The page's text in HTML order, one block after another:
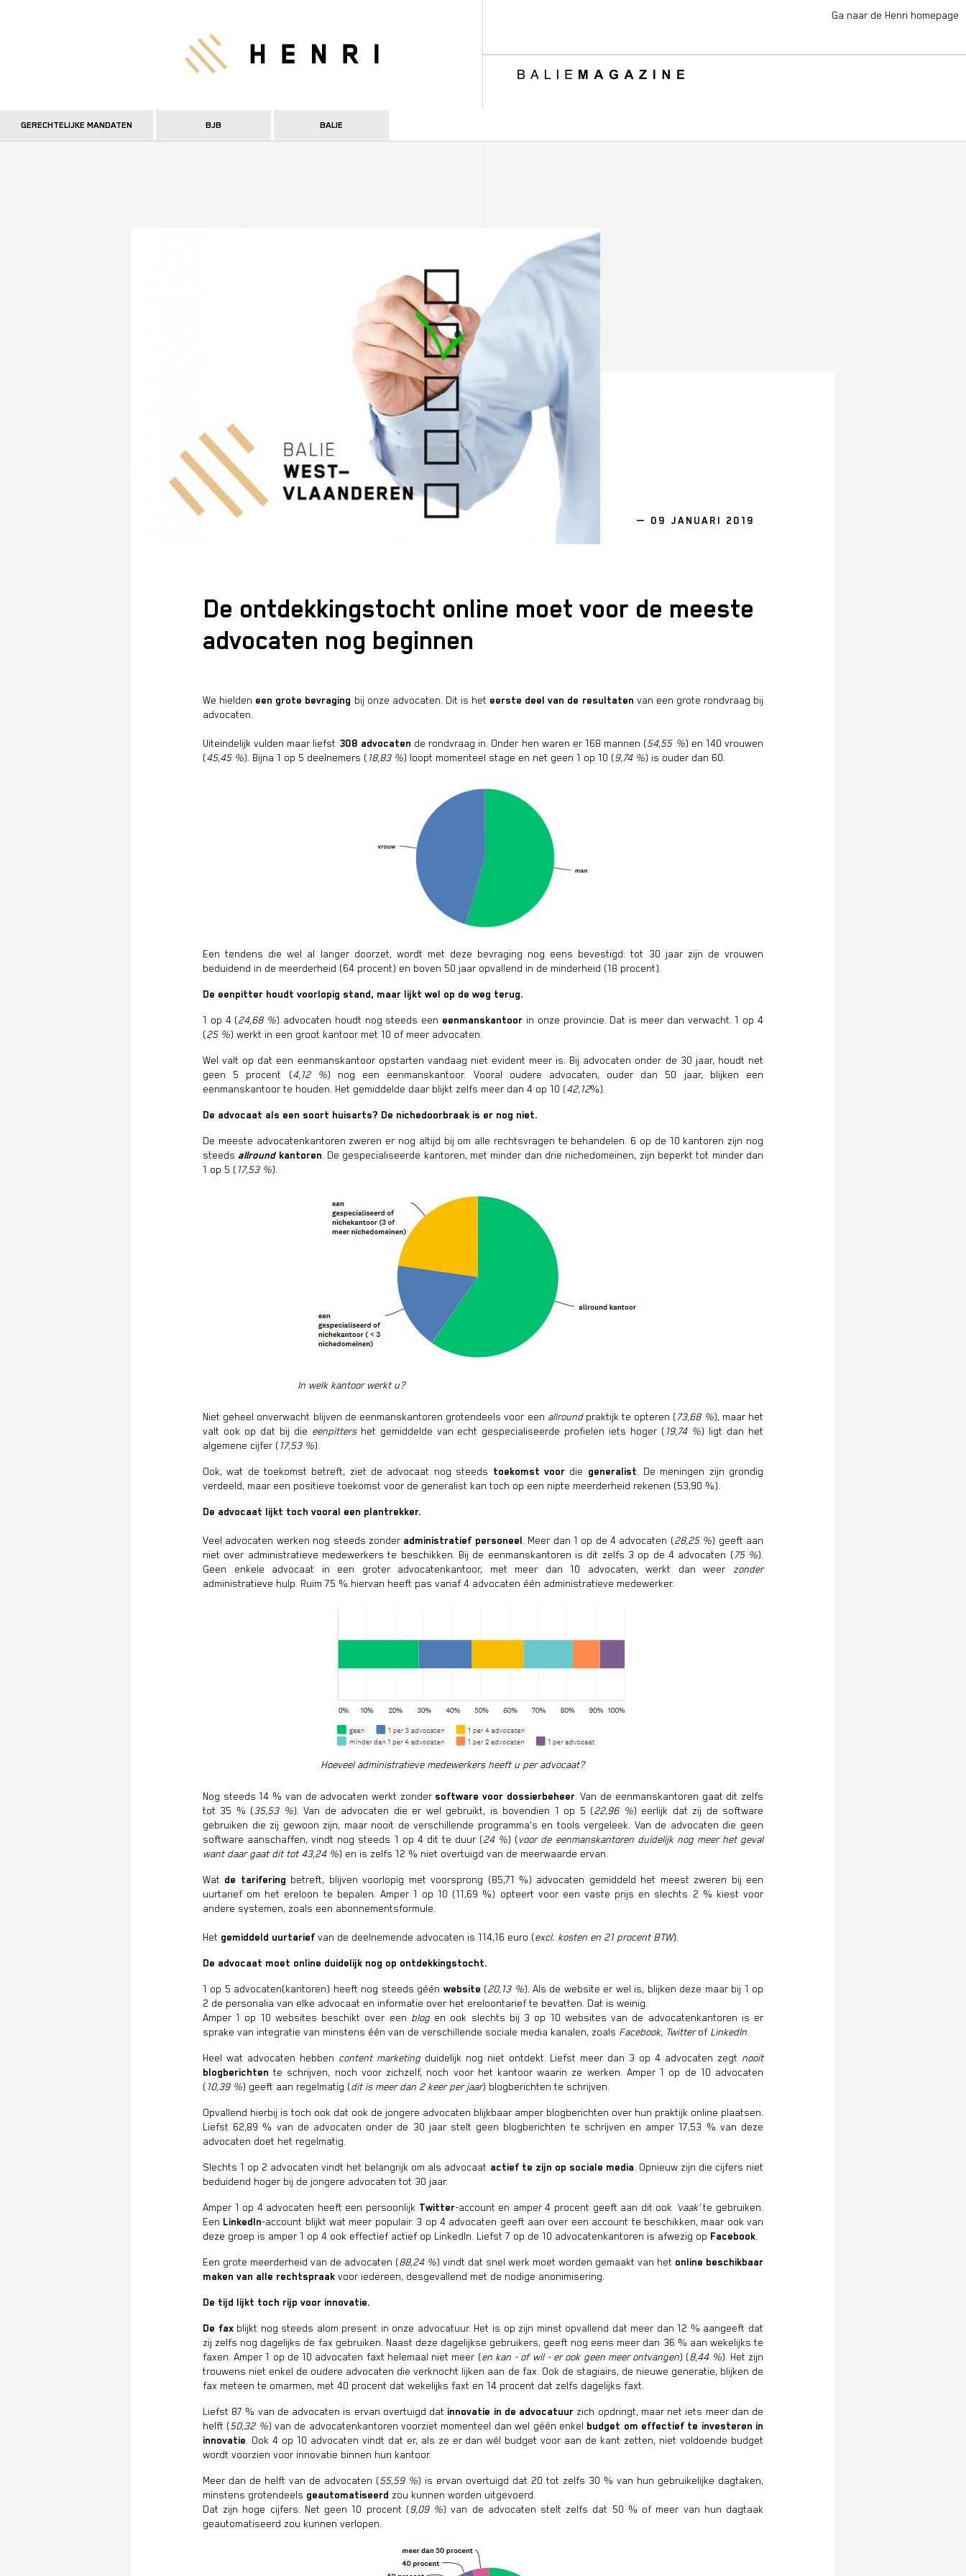
Henri
GERECHTELIJKE MANDATEN BJB BALIE
Ga naar de Henri homepage
— 09 JANUARI 2019
De ontdekkingstocht online moet voor de meeste
advocaten nog beginnen
We hielden een grote bevraging bij onze advocaten. Dit is het eerste deel van de resultaten van een grote rondvraag bij
advocaten.
Uiteindelijk vulden maar liefst 308 advocaten de rondvraag in. Onder hen waren er 168 mannen (54,55 %) en 140 vrouwen
(45,45 %). Bijna 1 op 5 deelnemers ( 18,83 %) loopt momenteel stage en net geen 1 op 10 (9,74 %) is ouder dan 60.
Een tendens die wel al langer doorzet, wordt met deze bevraging nog eens bevestigd: tot 30 jaar zijn de vrouwen
beduidend in de meerderheid (64 procent) en boven 50 jaar opvallend in de minderheid (18 procent).
De eenpitter houdt voorlopig stand, maar lijkt wel op de weg terug.
1 op 4 (24,68 %) advocaten houdt nog steeds een eenmanskantoor in onze provincie. Dat is meer dan verwacht. 1 op 4
(25 %) werkt in een groot kantoor met 10 of meer advocaten.
Wel valt op dat een eenmanskantoor opstarten vandaag niet evident meer is. Bij advocaten onder de 30 jaar, houdt net
geen 5 procent (4,12 %) nog een eenmanskantoor. Vooral oudere advocaten, ouder dan 50 jaar, blijken een
eenmanskantoor te houden. Het gemiddelde daar blijkt zelfs meer dan 4 op 10 (42,12%).
De advocaat als een soort huisarts? De nichedoorbraak is er nog niet.
De meeste advocatenkantoren zweren er nog altijd bij om alle rechtsvragen te behandelen. 6 op de 10 kantoren zijn nog
steeds allroundkantoren. De gespecialiseerde kantoren, met minder dan drie nichedomeinen, zijn beperkt tot minder dan
1 op 5 ( 17,53 %).
In welk kantoor werkt u?
Niet geheel onverwacht blijven de eenmanskantoren grotendeels voor een allroundpraktijk te opteren (73,68 %), maar het
valt ook op dat bij die eenpittershet gemiddelde van echt gespecialiseerde profielen iets hoger ( 19,74 %) ligt dan het
algemene cijfer ( 17,53 %).
Ook, wat de toekomst betreft, ziet de advocaat nog steeds toekomst voor die generalist. De meningen zijn grondig
verdeeld, maar een positieve toekomst voor de generalist kan toch op een nipte meerderheid rekenen (53,90 %).
De advocaat lijkt toch vooral een plantrekker.
Veel advocaten werken nog steeds zonder administratief personeel. Meer dan 1 op de 4 advocaten (28,25 %) geeft aan
niet over administratieve medewerkers te beschikken. Bij de eenmanskantoren is dit zelfs 3 op de 4 advocaten (75 %).
Geen enkele advocaat in een groter advocatenkantoor, met meer dan 10 advocaten, werkt dan weer zonder
administratieve hulp. Ruim 75 % hiervan heeft pas vanaf 4 advocaten één administratieve medewerker.
Hoeveel administratieve medewerkers heeft u per advocaat?
Nog steeds 14 % van de advocaten werkt zonder software voor dossierbeheer. Van de eenmanskantoren gaat dit zelfs
tot 35 % (35,53 %). Van de advocaten die er wel gebruikt, is bovendien 1 op 5 (22,96 %) eerlijk dat zij de software
gebruiken die zij gewoon zijn, maar nooit de verschillende programma's en tools vergeleek. Van de advocaten die geen
software aanschaffen, vindt nog steeds 1 op 4 dit te duur (24 %) (voor de eenmanskantoren duidelijk nog meer het geval
want daar gaat dit tot 43,24 %) en is zelfs 12 % niet overtuigd van de meerwaarde ervan.
Wat de tarifering betreft, blijven voorlopig met voorsprong (85,71 %) advocaten gemiddeld het meest zweren bij een
uurtarief om het ereloon te bepalen. Amper 1 op 10 (11,69 %) opteert voor een vaste prijs en slechts 2 % kiest voor
andere systemen, zoals een abonnementsformule.
Het gemiddeld uurtarief van de deelnemende advocaten is 114,16 euro (excl. kosten en 21 procent BTW).
De advocaat moet online duidelijk nog op ontdekkingstocht.
1 op 5 advocaten(kantoren) heeft nog steeds géén website (20,13 %). Als de website er wel is, blijken deze maar bij 1 op
2 de personalia van elke advocaat en informatie over het ereloontarief te bevatten. Dat is weinig.
Amper 1 op 10 websites beschikt over een blogen ook slechts bij 3 op 10 websites van de advocatenkantoren is er
sprake van integratie van minstens één van de verschillende sociale media kanalen, zoals Facebook, Twitterof LinkedIn.
Heel wat advocaten hebben content marketing duidelijk nog niet ontdekt. Liefst meer dan 3 op 4 advocaten zegt nooit
blogberichtente schrijven, noch voor zichzelf, noch voor het kantoor waarin ze werken. Amper 1 op de 10 advocaten
( 10,39 %) geeft aan regelmatig (dit is meer dan 2 keer per jaar) blogberichten te schrijven.
Opvallend hierbij is toch ook dat ook de jongere advocaten blijkbaar amper blogberichten over hun praktijk online plaatsen.
Liefst 62,89 % van de advocaten onder de 30 jaar stelt geen blogberichten te schrijven en amper 17,53 % van deze
advocaten doet het regelmatig.
Slechts 1 op 2 advocaten vindt het belangrijk om als advocaat actief te zijn op sociale media. Opnieuw zijn die cijfers niet
beduidend hoger bij de jongere advocaten tot 30 jaar.
Amper 1 op 4 advocaten heeft een persoonlijk Twitter-account en amper 4 procent geeft aan dit ook 'vaak'te gebruiken.
Een LinkedIn-account blijkt wat meer populair. 3 op 4 advocaten geeft aan over een account te beschikken, maar ook van
deze groep is amper 1 op 4 ook effectief actief op LinkedIn. Liefst 7 op de 10 advocatenkantoren is afwezig op Facebook.
Een grote meerderheid van de advocaten (88,24 %) vindt dat snel werk moet worden gemaakt van het online beschikbaar
maken van alle rechtspraak voor iedereen, desgevallend met de nodige anonimisering.
De tijd lijkt toch rijp voor innovatie.
De faxblijkt nog steeds alom present in onze advocatuur. Het is op zijn minst opvallend dat meer dan 12 % aangeeft dat
zij zelfs nog dagelijks de fax gebruiken. Naast deze dagelijkse gebruikers, geeft nog eens meer dan 36 % aan wekelijks te
faxen. Amper 1 op de 10 advocaten faxt helemaal niet meer (en kan - of wil - er ook geen meer ontvangen) (8,44 %). Het zijn
trouwens niet enkel de oudere advocaten die verknocht lijken aan de fax. Ook de stagiairs, de nieuwe generatie, blijken de
fax meteen te omarmen, met 40 procent dat wekelijks faxt en 14 procent dat zelfs dagelijks faxt.
Liefst 87 % van de advocaten is ervan overtuigd dat innovatie in de advocatuur zich opdringt, maar net iets meer dan de
helft (50,32 %) van de advocatenkantoren voorziet momenteel dan wel géén enkel budget om effectief te investeren in
innovatie. Ook 4 op 10 advocaten vindt dat er, als ze er dan wél budget voor aan de kant zetten, niet voldoende budget
wordt voorzien voor innovatie binnen hun kantoor.
Meer dan de helft van de advocaten (55,59 %) is ervan overtuigd dat 20 tot zelfs 30 % van hun gebruikelijke dagtaken,
minstens grotendeels geautomatiseerd zou kunnen worden uitgevoerd.
Dat zijn hoge cijfers. Net geen 10 procent (9,09 %) van de advocaten stelt zelfs dat 50 % of meer van hun dagtaak
geautomatiseerd zou kunnen verlopen.